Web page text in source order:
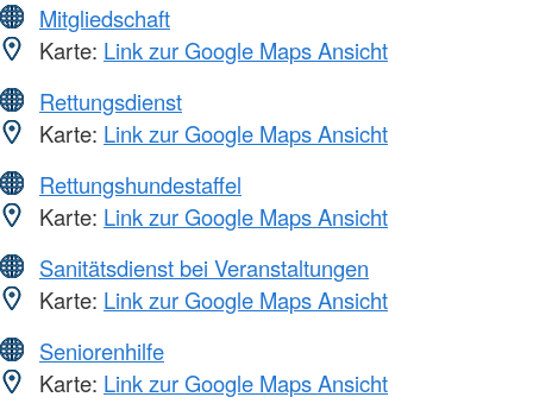
Mitgliedschaft
Karte: Link zur Google Maps Ansicht
Rettungsdienst
Karte: Link zur Google Maps Ansicht
Rettungshundestaffel
Karte: Link zur Google Maps Ansicht
Sanitätsdienst bei Veranstaltungen
Karte: Link zur Google Maps Ansicht
Seniorenhilfe
Karte: Link zur Google Maps Ansicht